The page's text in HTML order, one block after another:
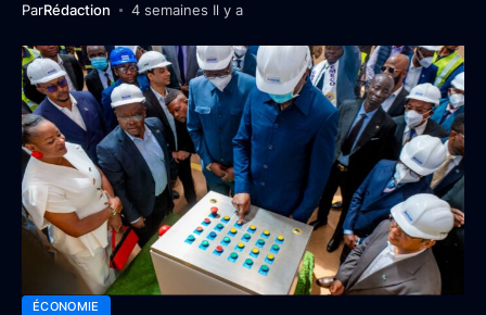
ParRédaction 4 semaines Il y a
ÉCONOMIE